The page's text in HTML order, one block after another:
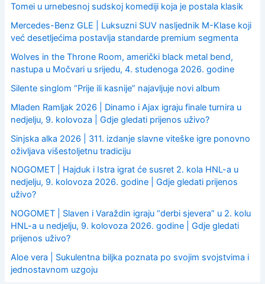
Tomei u urnebesnoj sudskoj komediji koja je postala klasik
Mercedes-Benz GLE | Luksuzni SUV nasljednik M-Klase koji
već desetljećima postavlja standarde premium segmenta
Wolves in the Throne Room, američki black metal bend,
nastupa u Močvari u srijedu, 4. studenoga 2026. godine
Silente singlom “Prije ili kasnije” najavljuje novi album
Mladen Ramljak 2026 | Dinamo i Ajax igraju finale turnira u
nedjelju, 9. kolovoza | Gdje gledati prijenos uživo?
Sinjska alka 2026 | 311. izdanje slavne viteške igre ponovno
oživljava višestoljetnu tradiciju
NOGOMET | Hajduk i Istra igrat će susret 2. kola HNL-a u
nedjelju, 9. kolovoza 2026. godine | Gdje gledati prijenos
uživo?
NOGOMET | Slaven i Varaždin igraju “derbi sjevera” u 2. kolu
HNL-a u nedjelju, 9. kolovoza 2026. godine | Gdje gledati
prijenos uživo?
Aloe vera | Sukulentna biljka poznata po svojim svojstvima i
jednostavnom uzgoju